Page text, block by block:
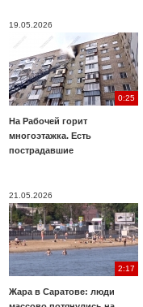
19.05.2026
0:25
На Рабочей горит
многоэтажка. Есть
пострадавшие
21.05.2026
2:17
Жара в Саратове: люди